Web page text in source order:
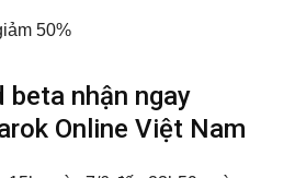
50%
beta nhận ngay
Online Việt Nam